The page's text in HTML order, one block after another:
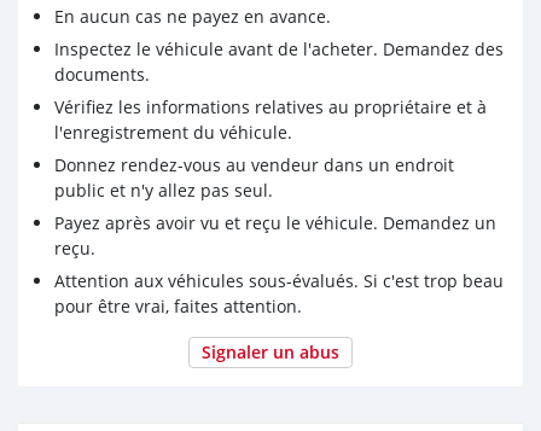
En aucun cas ne payez en avance.
Inspectez le véhicule avant de l'acheter. Demandez des
documents.
Vérifiez les informations relatives au propriétaire et à
l'enregistrement du véhicule.
Donnez rendez-vous au vendeur dans un endroit
public et n'y allez pas seul.
Payez après avoir vu et reçu le véhicule. Demandez un
reçu.
Attention aux véhicules sous-évalués. Si c'est trop beau
pour être vrai, faites attention.
Signaler un abus